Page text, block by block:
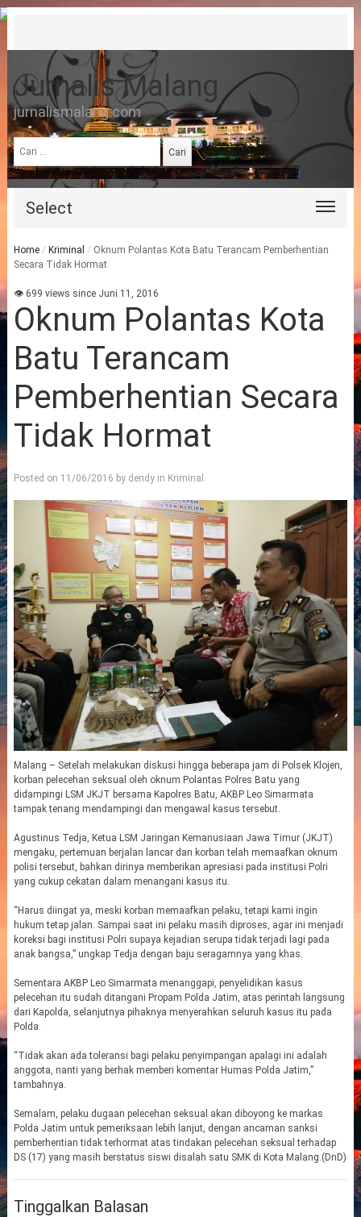
Jurnalis Malang
jurnalismalang.com
Cari
untuk:
Select
Home / Kriminal / Oknum Polantas Kota Batu Terancam Pemberhentian
Secara Tidak Hormat
👁 699 views since Juni 11, 2016
Oknum Polantas Kota
Batu Terancam
Pemberhentian Secara
Tidak Hormat
Posted on 11/06/2016 by dendyin Kriminal
Malang – Setelah melakukan diskusi hingga beberapa jam di Polsek Klojen,
korban pelecehan seksual oleh oknum Polantas Polres Batu yang
didampingi LSM JKJT bersama Kapolres Batu, AKBP Leo Simarmata
tampak tenang mendampingi dan mengawal kasus tersebut.
Agustinus Tedja, Ketua LSM Jaringan Kemanusiaan Jawa Timur (JKJT)
mengaku, pertemuan berjalan lancar dan korban telah memaafkan oknum
polisi tersebut, bahkan dirinya memberikan apresiasi pada institusi Polri
yang cukup cekatan dalam menangani kasus itu.
“Harus diingat ya, meski korban memaafkan pelaku, tetapi kami ingin
hukum tetap jalan. Sampai saat ini pelaku masih diproses, agar ini menjadi
koreksi bagi institusi Polri supaya kejadian serupa tidak terjadi lagi pada
anak bangsa,” ungkap Tedja dengan baju seragamnya yang khas.
Sementara AKBP Leo Simarmata menanggapi, penyelidikan kasus
pelecehan itu sudah ditangani Propam Polda Jatim, atas perintah langsung
dari Kapolda, selanjutnya pihaknya menyerahkan seluruh kasus itu pada
Polda.
“Tidak akan ada toleransi bagi pelaku penyimpangan apalagi ini adalah
anggota, nanti yang berhak memberi komentar Humas Polda Jatim,”
tambahnya.
Semalam, pelaku dugaan pelecehan seksual akan diboyong ke markas
Polda Jatim untuk pemeriksaan lebih lanjut, dengan ancaman sanksi
pemberhentian tidak terhormat atas tindakan pelecehan seksual terhadap
DS (17) yang masih berstatus siswi disalah satu SMK di Kota Malang.(DnD)
Tinggalkan Balasan